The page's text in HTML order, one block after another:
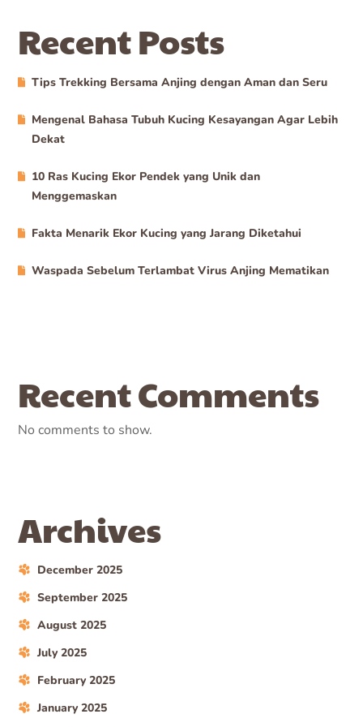
Recent Posts
Tips Trekking Bersama Anjing dengan Aman dan Seru
Mengenal Bahasa Tubuh Kucing Kesayangan Agar Lebih
Dekat
10 Ras Kucing Ekor Pendek yang Unik dan
Menggemaskan
Fakta Menarik Ekor Kucing yang Jarang Diketahui
Waspada Sebelum Terlambat Virus Anjing Mematikan
Recent Comments
No comments to show.
Archives
December 2025
September 2025
August 2025
July 2025
February 2025
January 2025